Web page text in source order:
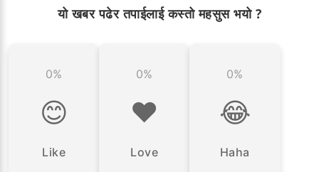
यो खबर पढेर तपाईलाई कस्तो महसुस भयो ?
0%
😊
Like
0%
❤️
Love
0%
😂
Haha